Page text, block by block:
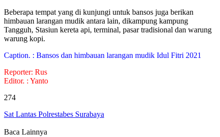
Beberapa tempat yang di kunjungi untuk bansos juga berikan
himbauan larangan mudik antara lain, dikampung kampung
Tangguh, Stasiun kereta api, terminal, pasar tradisional dan warung
warung kopi.
Caption. : Bansos dan himbauan larangan mudik Idul Fitri 2021
Reporter: Rus
Editor. : Yanto
274
Sat Lantas Polrestabes Surabaya
Baca Lainnya